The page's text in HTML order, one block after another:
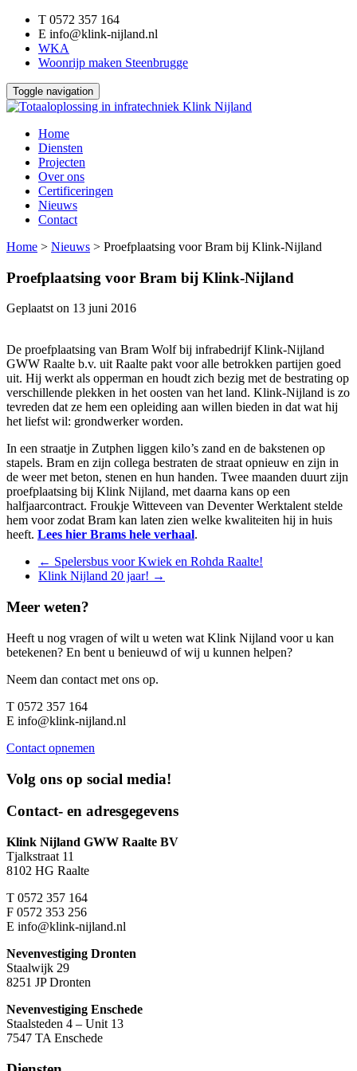
T 0572 357 164
E info@klink-nijland.nl
WKA
Woonrijp maken Steenbrugge
Toggle navigation
Home
Diensten
Projecten
Over ons
Certificeringen
Nieuws
Contact
Home > Nieuws > Proefplaatsing voor Bram bij Klink-Nijland
Proefplaatsing voor Bram bij Klink-Nijland
Geplaatst on 13 juni 2016
De proefplaatsing van Bram Wolf bij infrabedrijf Klink-Nijland
GWW Raalte b.v. uit Raalte pakt voor alle betrokken partijen goed
uit. Hij werkt als opperman en houdt zich bezig met de bestrating op
verschillende plekken in het oosten van het land. Klink-Nijland is zo
tevreden dat ze hem een opleiding aan willen bieden in dat wat hij
het liefst wil: grondwerker worden.
In een straatje in Zutphen liggen kilo’s zand en de bakstenen op
stapels. Bram en zijn collega bestraten de straat opnieuw en zijn in
de weer met beton, stenen en hun handen. Twee maanden duurt zijn
proefplaatsing bij Klink Nijland, met daarna kans op een
halfjaarcontract. Froukje Witteveen van Deventer Werktalent stelde
hem voor zodat Bram kan laten zien welke kwaliteiten hij in huis
heeft. Lees hier Brams hele verhaal.
Berichten
navigatie
← Spelersbus voor Kwiek en Rohda Raalte!
Klink Nijland 20 jaar! →
Meer weten?
Heeft u nog vragen of wilt u weten wat Klink Nijland voor u kan
betekenen? En bent u benieuwd of wij u kunnen helpen?
Neem dan contact met ons op.
T 0572 357 164
E info@klink-nijland.nl
Contact opnemen
Volg ons op social media!
Contact- en adresgegevens
Klink Nijland GWW Raalte BV
Tjalkstraat 11
8102 HG Raalte
T 0572 357 164
F 0572 353 256
E info@klink-nijland.nl
Nevenvestiging Dronten
Staalwijk 29
8251 JP Dronten
Nevenvestiging Enschede
Staalsteden 4 – Unit 13
7547 TA Enschede